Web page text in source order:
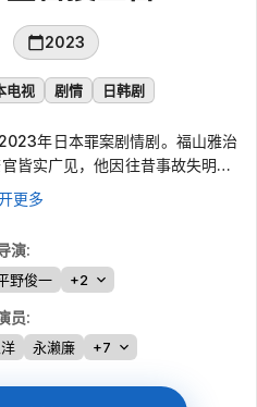
2023
电视 剧情 日韩剧
年日本罪案剧情剧。福山雅治
皆实广见，他因往昔事故失明，
觉侦破案件，被称为FBI最后王牌
厅人才交流企划室室长护道心太
共同面对各类事件。
更多
演:
野俊一 +2
员:
永濑廉 +7